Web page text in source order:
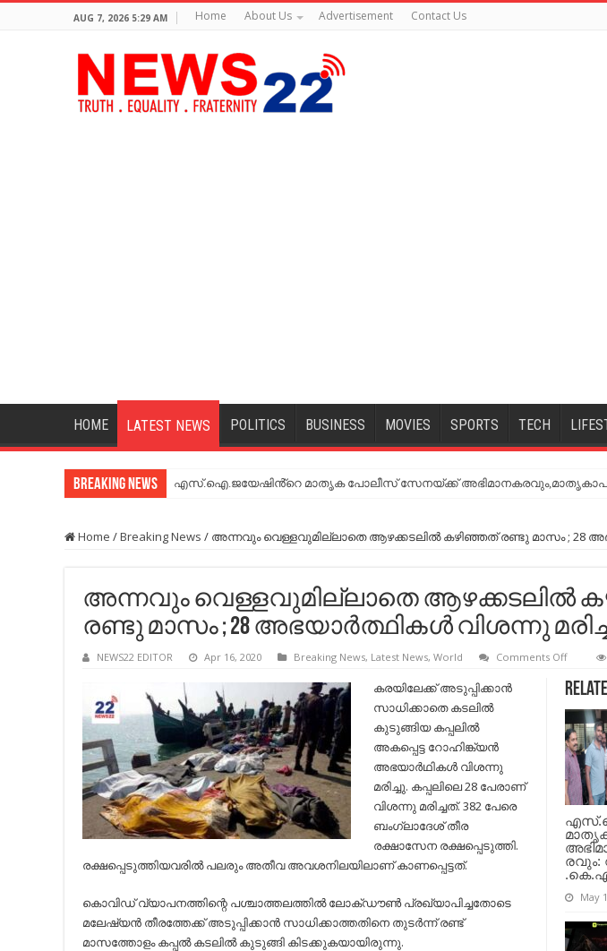
AUG 7, 2026 5:29 AM Home About Us Advertisement Contact Us
HOME LATEST NEWS POLITICS BUSINESS MOVIES SPORTS TECH
Breaking News എസ്.ഐ.ജയേഷിൻ്റെ മാതൃക പോലീസ് സേനയ്ക്ക്
എസ്.ഐ.ജയേഷിൻ്റെ മാതൃക പോലീസ് സേനയ്ക്ക്
Home /Breaking News / അന്നവും വെള്ളവുമില്ലാതെ ആഴക്കടലില്‍ കഴിഞ്ഞത് രണ്ടു മാസം ; 28
അന്നവും വെള്ളവുമില്ലാതെ ആഴക്കടലില്‍
രണ്ടു മാസം ; 28 അഭയാര്‍ത്ഥികള്‍ വിശന്നു
NEWS22 EDITOR Apr 16, 2020 Breaking News, Latest News, World Comments Offon
രണ്ടു
മാസം
;
28
വിശന്നു
മരിച്ചു
May
കരയിലേക്ക് അടുപ്പിക്കാന്‍
സാധിക്കാതെ കടലില്‍
കുടുങ്ങിയ കപ്പലില്‍
അകപ്പെട്ട റോഹിങ്ക്യന്‍
അഭയാര്‍ഥികള്‍ വിശന്നു
മരിച്ചു. കപ്പലിലെ 28 പേരാണ്
വിശന്നു മരിച്ചത്. 382 പേരെ
ബംഗ്ലാദേശ് തീര
രക്ഷാസേന രക്ഷപ്പെടുത്തി.
രക്ഷപ്പെടുത്തിയവരില്‍ പലരും അതീവ അവശനിലയിലാണ് കാണപ്പെട്ടത്.
കൊവിഡ് വ്യാപനത്തിന്റെ പശ്ചാത്തലത്തില്‍ ലോക്ഡൗണ്‍ പ്രഖ്യാപിച്ചതോടെ
മലേഷ്യന്‍ തീരത്തേക്ക് അടുപ്പിക്കാന്‍ സാധിക്കാത്തതിനെ തുടര്‍ന്ന് രണ്ട്
മാസത്തോളം കപ്പല്‍ കടലില്‍ കുടുങ്ങി കിടക്കുകയായിരുന്നു.